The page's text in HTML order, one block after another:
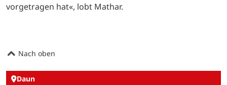
vorgetragen hat«, lobt Mathar.
Nach oben
Daun